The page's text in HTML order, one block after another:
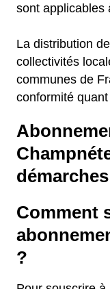
sont applicables
La distribution
collectivités
communes de
conformité
Comment
?